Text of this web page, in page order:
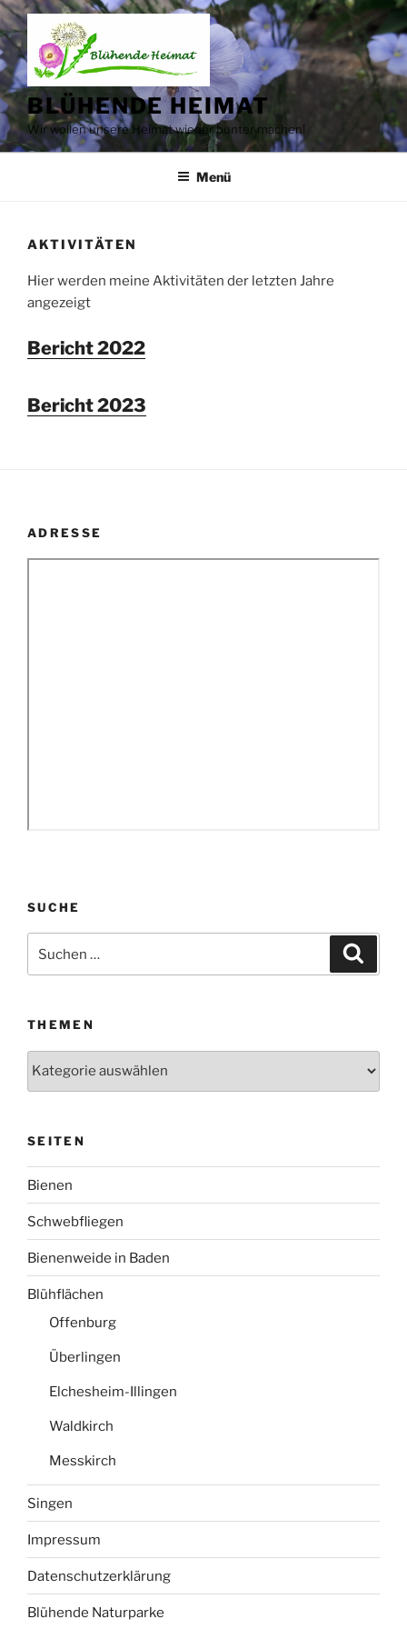
Zum
Inhalt
springen
BLÜHENDE HEIMAT
Wir wollen unsere Heimat wieder bunter machen!
Menü
AKTIVITÄTEN
Hier werden meine Aktivitäten der letzten Jahre
angezeigt
Bericht 2022
Bericht 2023
ADRESSE
SUCHE
nach:
THEMEN
SEITEN
Bienen
Schwebfliegen
Bienenweide in Baden
Blühflächen
Offenburg
Überlingen
Elchesheim-Illingen
Waldkirch
Messkirch
Singen
Impressum
Datenschutzerklärung
Blühende Naturparke